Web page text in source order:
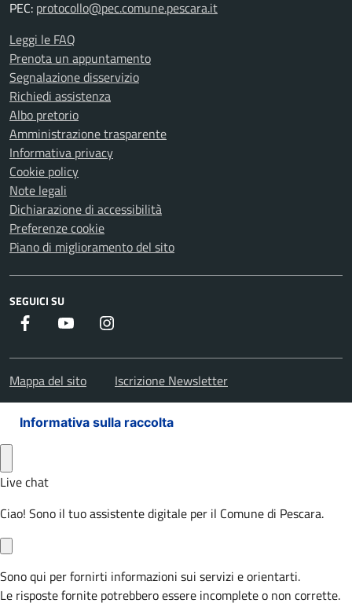
PEC: protocollo@pec.comune.pescara.it
Leggi le FAQ
Prenota un appuntamento
Segnalazione disservizio
Richiedi assistenza
Albo pretorio
Amministrazione trasparente
Informativa privacy
Cookie policy
Note legali
Dichiarazione di accessibilità
Preferenze cookie
Piano di miglioramento del sito
SEGUICI SU
Facebook Youtube
Mappa del sito Iscrizione Newsletter
Informativa sulla raccolta